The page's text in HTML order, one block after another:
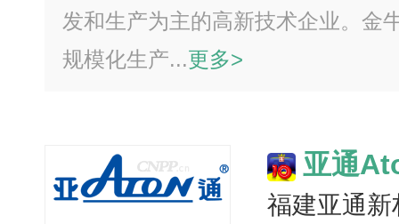
发和生产为主的高新技术企业。金
规模化生产...更多>
亚通